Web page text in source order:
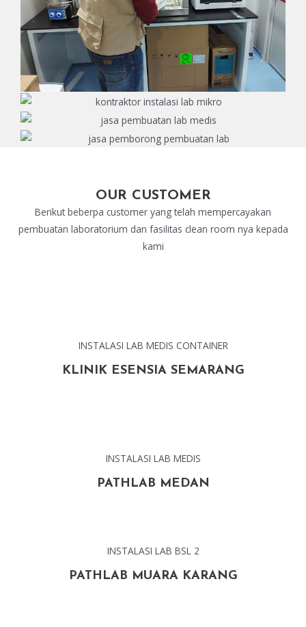
OUR CUSTOMER
Berikut beberpa customer yang telah mempercayakan
pembuatan laboratorium dan fasilitas clean room nya kepada
kami
INSTALASI LAB MEDIS CONTAINER
KLINIK ESENSIA SEMARANG
INSTALASI LAB MEDIS
PATHLAB MEDAN
INSTALASI LAB BSL 2
PATHLAB MUARA KARANG